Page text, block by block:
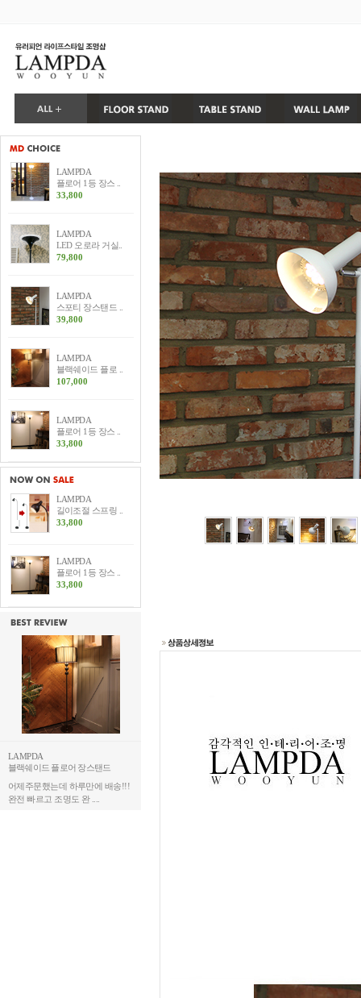
LAMPDA
플로어 1등 장스 ..
33,800
LAMPDA
LED 오로라 거실..
79,800
LAMPDA
스포티 장스탠드 ..
39,800
LAMPDA
블랙쉐이드 플로 ..
107,000
LAMPDA
플로어 1등 장스 ..
33,800
LAMPDA
길이조절 스프링 ..
33,800
LAMPDA
플로어 1등 장스 ..
33,800
LAMPDA
블랙쉐이드 플로어 장스탠드
어제주문했는데 하루만에 배송!!!
완전 빠르고 조명도 완 ....